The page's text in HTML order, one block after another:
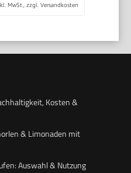
MwSt., zzgl. Versandkosten
Kosten &
& Limonaden mit
Auswahl & Nutzung